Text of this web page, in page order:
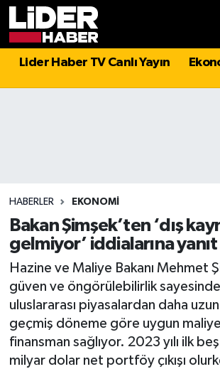
Lider Haber TV Canlı Yayın
HABERLER EKONOMI
Bakan Şimşek’ten ‘dış
gelmiyor’ iddialarına yanıt
Hazine ve Maliye Bakanı Mehmet
güven ve öngörülebilirlik
uluslararası piyasalardan daha
geçmiş döneme göre uygun
finansman sağlıyor. 2023 yılı ilk
milyar dolar net portföy çıkışı
Politika
Magazin
Spor
Sağlık
Teknoloji
Turizm
Hava Durumu
Süper Lig Puan Durumu ve Fikstür
Tüm Manşetler
Son Dakika Haberleri
Haber Arşivi